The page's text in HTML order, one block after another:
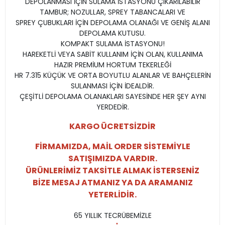
TAMBUR; NOZULLAR, SPREY TABANCALARI VE
SPREY ÇUBUKLARI İÇİN DEPOLAMA OLANAĞI VE GENİŞ ALANI
DEPOLAMA KUTUSU.
KOMPAKT SULAMA İSTASYONU!
HAREKETLİ VEYA SABİT KULLANIM İÇİN OLAN, KULLANIMA
HAZIR PREMİUM HORTUM TEKERLEĞİ
HR 7.315 KÜÇÜK VE ORTA BOYUTLU ALANLAR VE BAHÇELERİN
SULANMASI İÇİN İDEALDİR.
ÇEŞİTLİ DEPOLAMA OLANAKLARI SAYESİNDE HER ŞEY AYNI
YERDEDİR.
KARGO ÜCRETSİZDİR
FİRMAMIZDA, MAİL ORDER SİSTEMİYLE
SATIŞIMIZDA VARDIR.
ÜRÜNLERİMİZ TAKSİTLE ALMAK İSTERSENİZ
BİZE MESAJ ATMANIZ YA DA ARAMANIZ
YETERLİDİR.
65 YILLIK TECRÜBEMİZLE